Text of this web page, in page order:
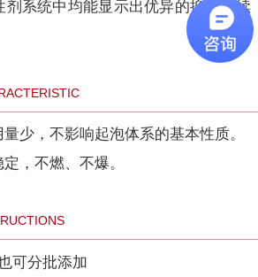
剂系统中均能显示出优异的抑泡持续
少，不影响起泡体系的基本性质。
，不燃、不爆。
可分批添加